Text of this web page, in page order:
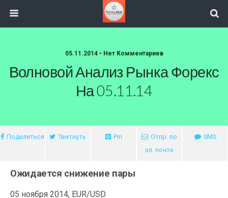
05.11.2014 • Нет Комментариев
Волновой Анализ Рынка Форекс
На 05.11.14
Поделиться Твитнуть Pin
Отпр. по
эл. почте
SMS
Ожидается снижение пары
05 ноября 2014, EUR/USD